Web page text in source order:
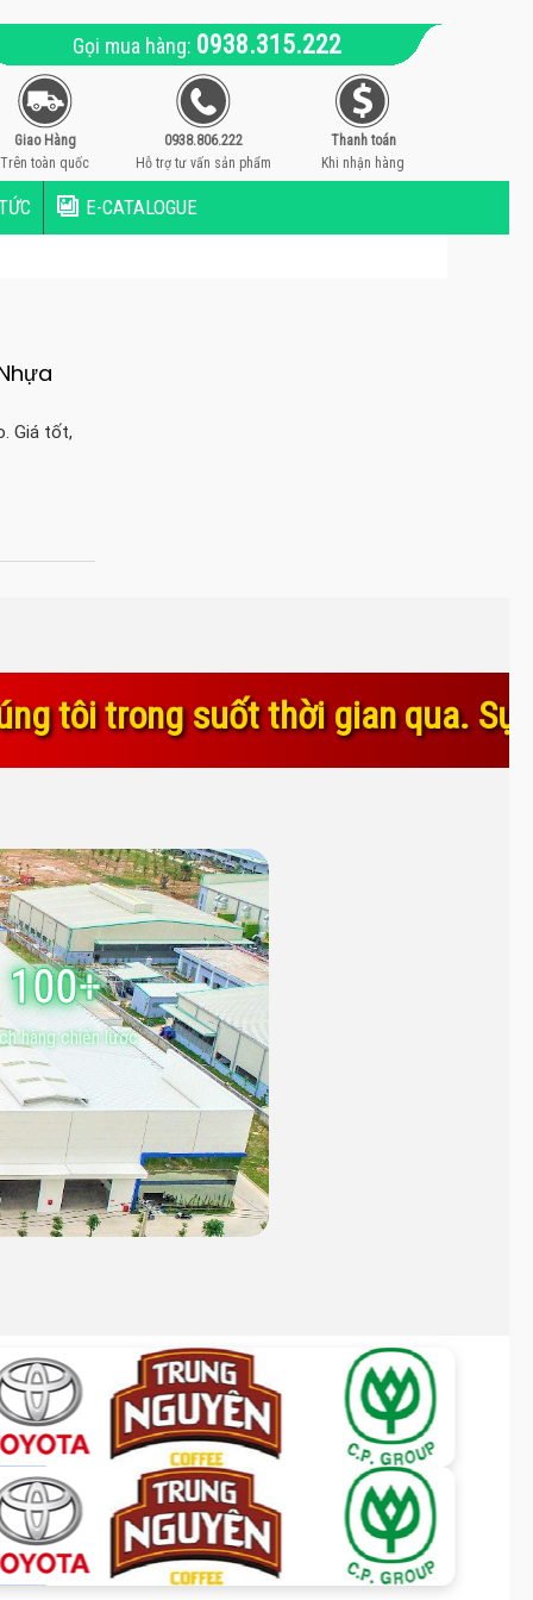
Gọi mua hàng: 0938.315.222
Giao Hàng
Trên toàn quốc
0938.806.222
Hỗ trợ tư vấn sản phẩm
Thanh toán
Khi nhận hàng
E-CATALOGUE
Giá tốt,
Sự tin yêu và gắn bó của
100+
hàng chiến lược